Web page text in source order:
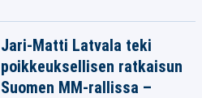
Jari-Matti Latvala teki
poikkeuksellisen ratkaisun
Suomen MM-rallissa –